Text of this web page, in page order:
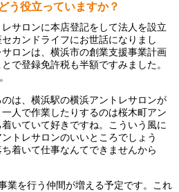
う役立っていますか？
サロンに本店登記をして法人を設立
カンドライフにお世話になりまし
ロンは、横浜市の創業支援事業計画
で登録免許税も半額ですみました。
は、横浜駅の横浜アントレサロンが
人で作業したりするのは桜木町アン
いていて好きですね。こういう風に
トレサロンのいいところでしょう
着いて仕事なんてできませんから
業を行う仲間が増える予定です。これ